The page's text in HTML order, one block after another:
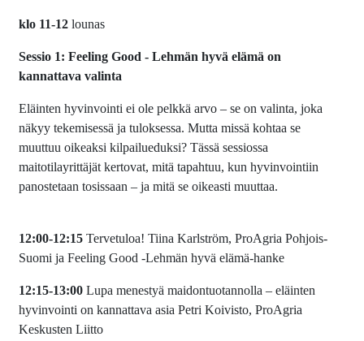
klo 11-12 lounas
Sessio 1: Feeling Good - Lehmän hyvä elämä on
kannattava valinta
Eläinten hyvinvointi ei ole pelkkä arvo – se on valinta, joka
näkyy tekemisessä ja tuloksessa. Mutta missä kohtaa se
muuttuu oikeaksi kilpailueduksi? Tässä sessiossa
maitotilayrittäjät kertovat, mitä tapahtuu, kun hyvinvointiin
panostetaan tosissaan – ja mitä se oikeasti muuttaa.
12:00-12:15 Tervetuloa! Tiina Karlström, ProAgria Pohjois-
Suomi ja Feeling Good -Lehmän hyvä elämä-hanke
12:15-13:00 Lupa menestyä maidontuotannolla – eläinten
hyvinvointi on kannattava asia Petri Koivisto, ProAgria
Keskusten Liitto